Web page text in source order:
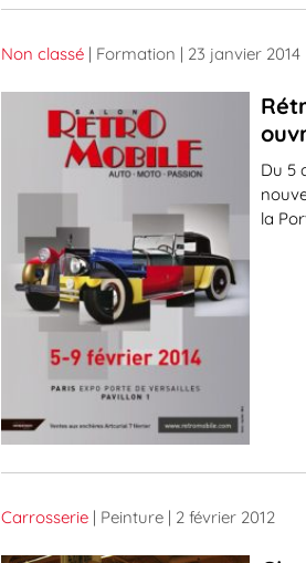
Non classé | Formation | 23 janvier 2014
Du 5
la
Carrosserie | Peinture | 2 février 2012